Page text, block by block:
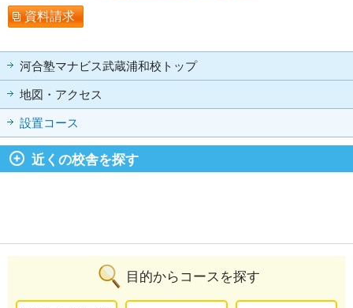
資料請求
河合塾マナビス武蔵浦和校トップ
地図・アクセス
設置コース
近くの校舎を探す
目的からコースを探す